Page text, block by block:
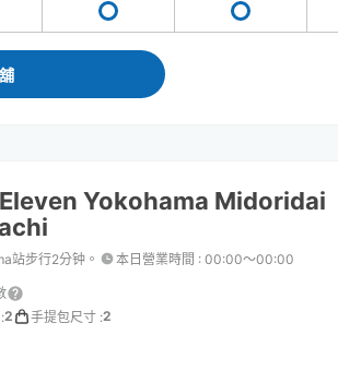
Yokohama Midoridai
站步行2分钟。 本日營業時間 : 00:00〜00:00
:2 手提包尺寸 :2